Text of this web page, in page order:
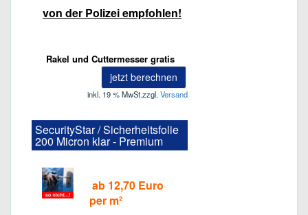
von der Polizei empfohlen!
Rakel und Cuttermesser gratis
jetzt berechnen
inkl. 19 % MwSt.zzgl.Versand
SecurityStar / Sicherheitsfolie
200 Micron klar - Premium
ab 12,70 Euro
per m²